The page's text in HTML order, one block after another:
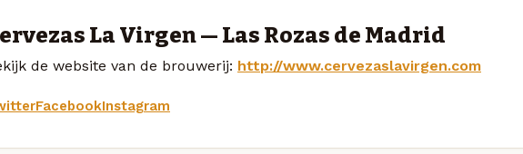
La Virgen — Las Rozas de Madrid
de website van de brouwerij: http://www.cervezaslavirgen.com
FacebookInstagram